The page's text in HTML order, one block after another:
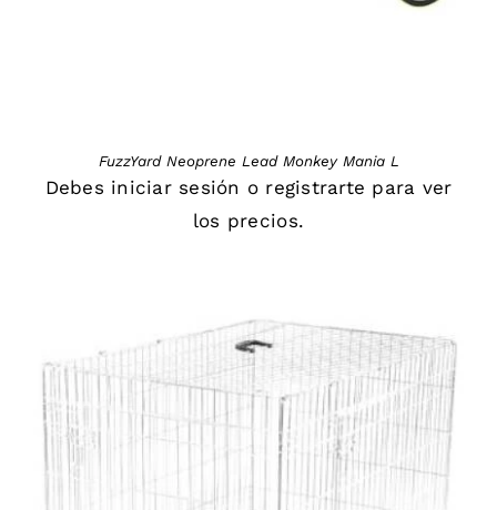
FuzzYard Neoprene Lead Monkey Mania L
Debes iniciar sesión o registrarte para ver
los precios.